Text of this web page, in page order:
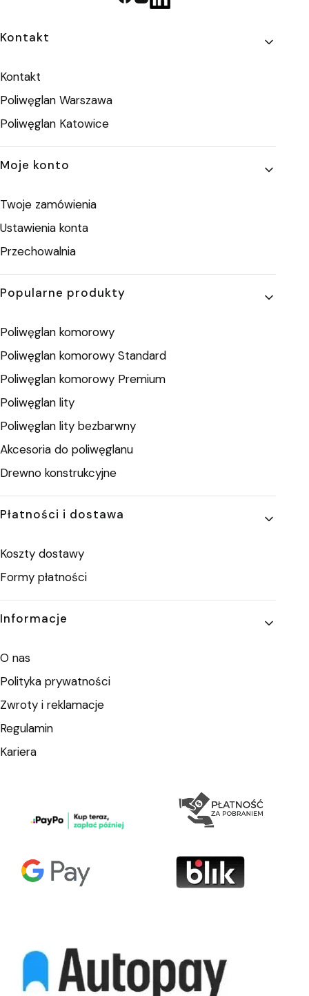
Linki w stopce
Kontakt
Kontakt
Poliwęglan Warszawa
Poliwęglan Katowice
Moje konto
Twoje zamówienia
Ustawienia konta
Przechowalnia
Popularne produkty
Poliwęglan komorowy
Poliwęglan komorowy Standard
Poliwęglan komorowy Premium
Poliwęglan lity
Poliwęglan lity bezbarwny
Akcesoria do poliwęglanu
Drewno konstrukcyjne
Płatności i dostawa
Koszty dostawy
Formy płatności
Informacje
O nas
Polityka prywatności
Zwroty i reklamacje
Regulamin
Kariera